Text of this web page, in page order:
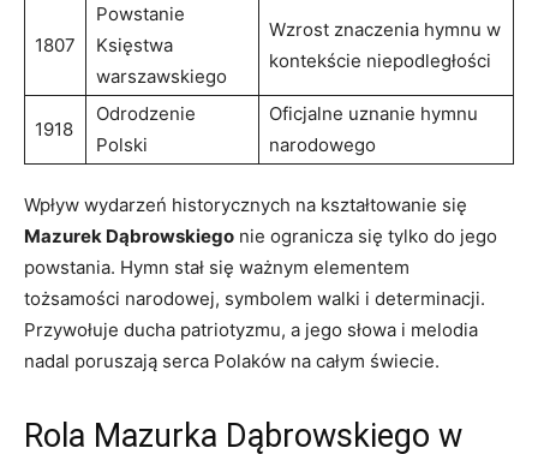
1807
Powstanie
Księstwa
warszawskiego
Wzrost znaczenia hymnu w
kontekście niepodległości
1918
Odrodzenie
Polski
Oficjalne ⁤uznanie hymnu
narodowego
Wpływ wydarzeń historycznych na kształtowanie​ się
Mazurek Dąbrowskiego nie ogranicza‍ się tylko ‍do jego
‍powstania. Hymn stał się ważnym⁢ elementem
tożsamości narodowej, symbolem walki i⁢ determinacji.
Przywołuje ducha patriotyzmu, ⁤a jego słowa i melodia
nadal poruszają serca Polaków na całym świecie.
Rola Mazurka Dąbrowskiego w